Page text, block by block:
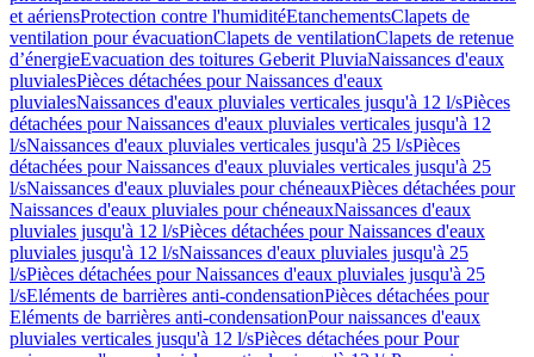
et aériensProtection contre l'humiditéEtanchementsClapets de
ventilation pour évacuationClapets de ventilationClapets de retenue
d’énergieEvacuation des toitures Geberit PluviaNaissances d'eaux
pluvialesPièces détachées pour Naissances d'eaux
pluvialesNaissances d'eaux pluviales verticales jusqu'à 12 l/sPièces
détachées pour Naissances d'eaux pluviales verticales jusqu'à 12
l/sNaissances d'eaux pluviales verticales jusqu'à 25 l/sPièces
détachées pour Naissances d'eaux pluviales verticales jusqu'à 25
l/sNaissances d'eaux pluviales pour chéneauxPièces détachées pour
Naissances d'eaux pluviales pour chéneauxNaissances d'eaux
pluviales jusqu'à 12 l/sPièces détachées pour Naissances d'eaux
pluviales jusqu'à 12 l/sNaissances d'eaux pluviales jusqu'à 25
l/sPièces détachées pour Naissances d'eaux pluviales jusqu'à 25
l/sEléments de barrières anti-condensationPièces détachées pour
Eléments de barrières anti-condensationPour naissances d'eaux
pluviales verticales jusqu'à 12 l/sPièces détachées pour Pour